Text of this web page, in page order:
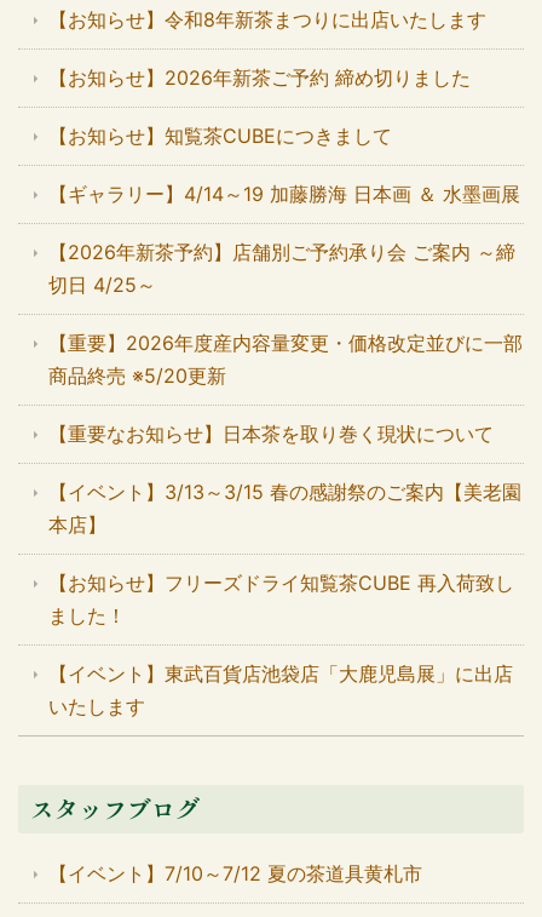
【お知らせ】令和8年新茶まつりに出店いたします
【お知らせ】2026年新茶ご予約 締め切りました
【お知らせ】知覧茶CUBEにつきまして
【ギャラリー】4/14～19 加藤勝海 日本画 ＆ 水墨画展
【2026年新茶予約】店舗別ご予約承り会 ご案内 ～締
切日 4/25～
【重要】2026年度産内容量変更・価格改定並びに一部
商品終売 ※5/20更新
【重要なお知らせ】日本茶を取り巻く現状について
【イベント】3/13～3/15 春の感謝祭のご案内【美老園
本店】
【お知らせ】フリーズドライ知覧茶CUBE 再入荷致し
ました！
【イベント】東武百貨店池袋店「大鹿児島展」に出店
いたします
スタッフブログ
【イベント】7/10～7/12 夏の茶道具黄札市